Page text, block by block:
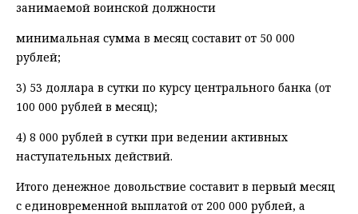
занимаемой воинской должности
минимальная сумма в месяц составит от 50 000
рублей;
3) 53 доллара в сутки по курсу центрального банка (от
100 000 рублей в месяц);
4) 8 000 рублей в сутки при ведении активных
наступательных действий.
Итого денежное довольствие составит в первый месяц
с единовременной выплатой от 200 000 рублей, а